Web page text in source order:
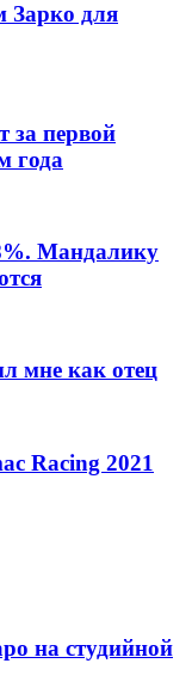
Зарко для
за первой
года
Мандалику
мне как отец
Racing 2021
на студийной